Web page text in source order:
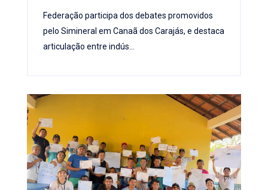
Federação participa dos debates promovidos
pelo Simineral em Canaã dos Carajás, e destaca
articulação entre indús...